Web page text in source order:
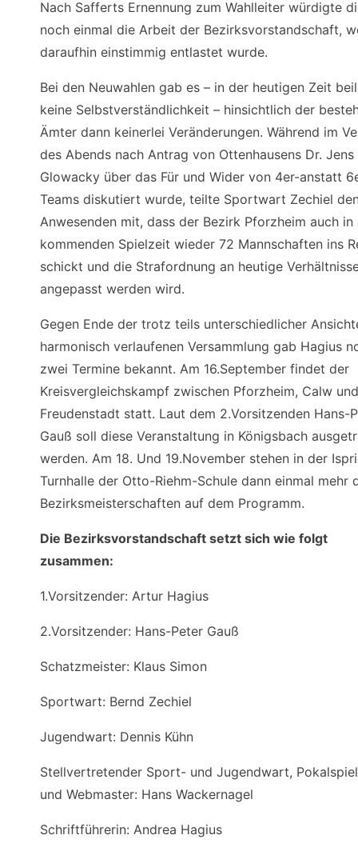
Nach Safferts Ernennung zum Wahlleiter würdigte
noch einmal die Arbeit der Bezirksvorstandschaft,
daraufhin einstimmig entlastet wurde.
Bei den Neuwahlen gab es – in der heutigen Zeit
keine Selbstverständlichkeit – hinsichtlich der
Ämter dann keinerlei Veränderungen. Während im
des Abends nach Antrag von Ottenhausens Dr. Jens
Glowacky über das Für und Wider von 4er-anstatt
Teams diskutiert wurde, teilte Sportwart Zechiel
Anwesenden mit, dass der Bezirk Pforzheim auch in
kommenden Spielzeit wieder 72 Mannschaften ins
schickt und die Strafordnung an heutige
angepasst werden wird.
Gegen Ende der trotz teils unterschiedlicher
harmonisch verlaufenen Versammlung gab Hagius
zwei Termine bekannt. Am 16.September findet der
Kreisvergleichskampf zwischen Pforzheim, Calw und
Freudenstadt statt. Laut dem 2.Vorsitzenden Hans-
Gauß soll diese Veranstaltung in Königsbach
werden. Am 18. Und 19.November stehen in der
Turnhalle der Otto-Riehm-Schule dann einmal mehr
Bezirksmeisterschaften auf dem Programm.
Die Bezirksvorstandschaft setzt sich wie folgt
zusammen:
1.Vorsitzender: Artur Hagius
2.Vorsitzender: Hans-Peter Gauß
Schatzmeister: Klaus Simon
Sportwart: Bernd Zechiel
Jugendwart: Dennis Kühn
Stellvertretender Sport- und Jugendwart,
und Webmaster: Hans Wackernagel
Schriftführerin: Andrea Hagius